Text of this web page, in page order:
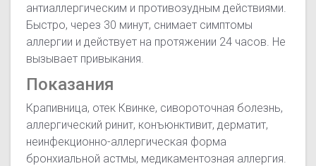
антиаллергическим и противозудным действиями.
Быстро, через 30 минут, снимает симптомы
аллергии и действует на протяжении 24 часов. Не
вызывает привыкания.
Показания
Крапивница, отек Квинке, сивороточная болезнь,
аллергический ринит, конъюнктивит, дерматит,
неинфекционно-аллергическая форма
бронхиальной астмы, медикаментозная аллергия.